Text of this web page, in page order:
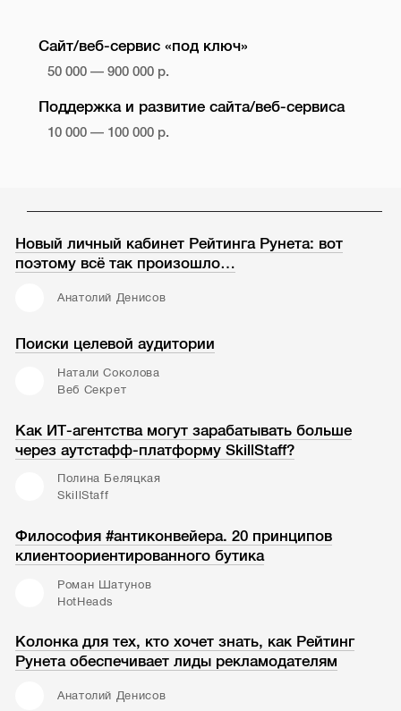
Сайт/веб-сервис «под ключ»
50 000 — 900 000 р.
Поддержка и развитие сайта/веб-сервиса
10 000 — 100 000 р.
Новый личный кабинет Рейтинга Рунета: вот
поэтому всё так произошло…
Анатолий Денисов
Поиски целевой аудитории
Натали Соколова
Веб Секрет
Как ИТ-агентства могут зарабатывать больше
через аутстафф-платформу SkillStaff?
Полина Беляцкая
SkillStaff
Философия #антиконвейера. 20 принципов
клиентоориентированного бутика
Роман Шатунов
HotHeads
Колонка для тех, кто хочет знать, как Рейтинг
Рунета обеспечивает лиды рекламодателям
Анатолий Денисов